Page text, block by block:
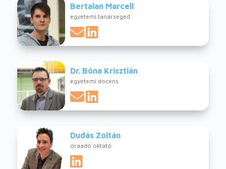
Bertalan Marcell
egyetemi tanársegéd
Dr. Bóna Krisztián
egyetemi docens
Dudás Zoltán
óraadó oktató